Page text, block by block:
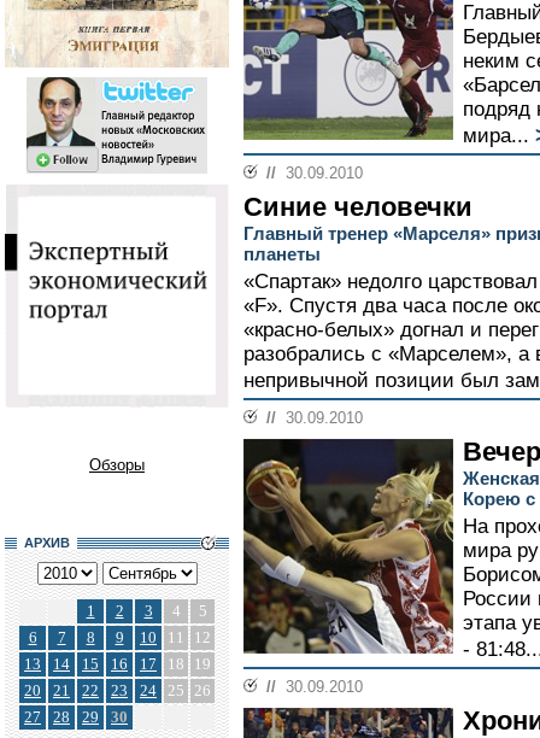
Обзоры
АРХИВ
1 2 3 4
5
6
7 8 9 10 11
12
13
14 15 16 17 18
19
20
21 22 23 24 25 26
27
28 29 30
неким
подряд
мира...
// 30.09.2010
Синие человечки
Главный тренер «Марселя»
планеты
«Спартак» недолго
«F». Спустя два часа после
«красно-белых» догнал и
разобрались с «Марселем», а
непривычной позиции был
// 30.09.2010
Корею с
На
мира
России
этапа
-
// 30.09.2010